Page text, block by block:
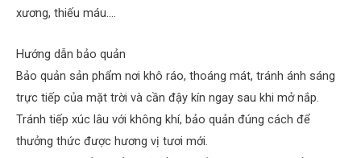
xương, thiếu máu….
Hướng dẫn bảo quản
Bảo quản sản phẩm nơi khô ráo, thoáng mát, tránh ánh sáng
trực tiếp của mặt trời và cần đậy kín ngay sau khi mở nắp.
Tránh tiếp xúc lâu với không khí, bảo quản đúng cách để
thưởng thức được hương vị tươi mới.